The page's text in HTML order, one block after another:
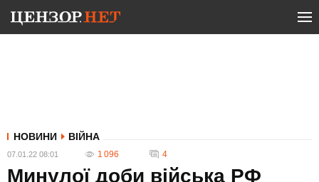
НОВИНИ ВІЙНА
07.01.22 08:01 1 096 4
Минулої доби війська РФ